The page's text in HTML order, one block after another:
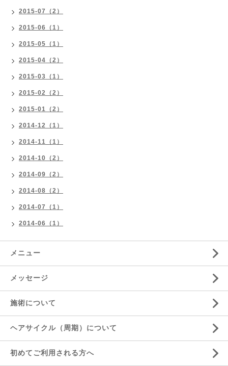
2015-07（2）
2015-06（1）
2015-05（1）
2015-04（2）
2015-03（1）
2015-02（2）
2015-01（2）
2014-12（1）
2014-11（1）
2014-10（2）
2014-09（2）
2014-08（2）
2014-07（1）
2014-06（1）
メニュー
メッセージ
施術について
ヘアサイクル（周期）について
初めてご利用される方へ